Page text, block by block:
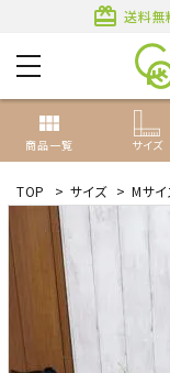
card_giftcard 送料無
view_module
商品一覧 サイズ
ACCOUNT MENU
ようこそ ゲスト 様
ログイン
TOP > サイズ > Mサ